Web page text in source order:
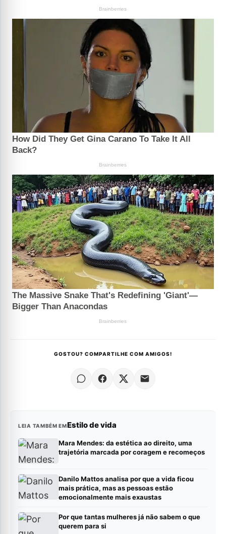
GOSTOU? COMPARTILHE COM AMIGOS!
LEIA TAMBÉM EMEstilo de vida
Mara Mendes: da estética ao direito, uma
trajetória marcada por coragem e recomeços
Danilo Mattos analisa por que a vida ficou
mais prática, mas as pessoas estão
emocionalmente mais exaustas
Por que tantas mulheres já não sabem o que
querem para si